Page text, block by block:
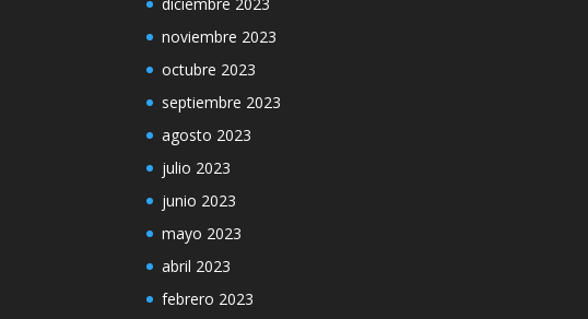
noviembre 2023
octubre 2023
septiembre 2023
agosto 2023
julio 2023
junio 2023
mayo 2023
abril 2023
febrero 2023